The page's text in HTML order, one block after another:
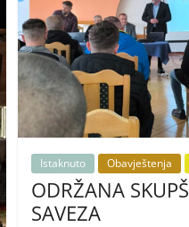
Istaknuto Obavještenja
ODRŽANA
SAVEZA